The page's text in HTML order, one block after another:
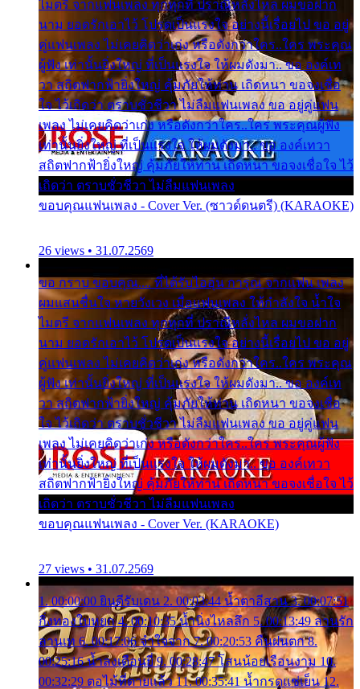
ไมตรี จากแฟนเพลง ทุกทุกที่ ปราณีหลั่งไหล ผมขอฝาก
นาม ยอดรักเอาไว้ โปรดเป็นแรงใจ อย่างนี้เรื่อยไป ขอ อยู่
คู่แฟนเพลง ไม่เคยคิดว่าเก่ง หรือดังกว่าใคร..ใคร พระคุณ
ผู้ฟัง เท่านั้นยิ่งใหญ่ ที่เป็นแรงใจ ให้ผมดังมา.. ขอ องค์เท
วา สถิตฟากฟ้ายิ่งใหญ่ คุ้มภัยให้ท่าน เถิดหนา ขอจงเชื่อ
ใจ ไว้เถิดว่า ตราบชั่วชีวา ไม่ลืมแฟนเพลง ขอ อยู่คู่แฟน
เพลง ไม่เคยคิดว่าเก่ง หรือดังกว่าใคร..ใคร พระคุณผู้ฟัง
เท่านั้นยิ่งใหญ่ ที่เป็นแรงใจ ให้ผมดังมา.. ขอ องค์เทวา
สถิตฟากฟ้ายิ่งใหญ่ คุ้มภัยให้ท่าน เถิดหนา ขอจงเชื่อใจ ไว้
เถิดว่า ตราบชั่วชีวา ไม่ลืมแฟนเพลง
ขอบคุณแฟนเพลง - Cover Ver. (ซาวด์ดนตรี) (KARAOKE)
26 views • 31.07.2569
ขอ กราบ ขอบคุณ.... ที่ได้รับไออุ่น การุณ จากแฟน เพลง
ผมแสนชื่นใจ หายวังเวง เมื่อแฟนเพลง ให้กำลังใจ น้ำใจ
ไมตรี จากแฟนเพลง ทุกทุกที่ ปราณีหลั่งไหล ผมขอฝาก
นาม ยอดรักเอาไว้ โปรดเป็นแรงใจ อย่างนี้เรื่อยไป ขอ อยู่
คู่แฟนเพลง ไม่เคยคิดว่าเก่ง หรือดังกว่าใคร..ใคร พระคุณ
ผู้ฟัง เท่านั้นยิ่งใหญ่ ที่เป็นแรงใจ ให้ผมดังมา.. ขอ องค์เท
วา สถิตฟากฟ้ายิ่งใหญ่ คุ้มภัยให้ท่าน เถิดหนา ขอจงเชื่อ
ใจ ไว้เถิดว่า ตราบชั่วชีวา ไม่ลืมแฟนเพลง ขอ อยู่คู่แฟน
เพลง ไม่เคยคิดว่าเก่ง หรือดังกว่าใคร..ใคร พระคุณผู้ฟัง
เท่านั้นยิ่งใหญ่ ที่เป็นแรงใจ ให้ผมดังมา.. ขอ องค์เทวา
สถิตฟากฟ้ายิ่งใหญ่ คุ้มภัยให้ท่าน เถิดหนา ขอจงเชื่อใจ ไว้
เถิดว่า ตราบชั่วชีวา ไม่ลืมแฟนเพลง
ขอบคุณแฟนเพลง - Cover Ver. (KARAOKE)
27 views • 31.07.2569
1. 00:00:00 ยินดีรับเดน 2. 00:03:44 น้ำตาอีสาน 3. 00:07:51
กิ่งทองใบหยก 4. 00:10:35 น้ำนิ่งไหลลึก 5. 00:13:49 ลานรัก
ลานเท 6. 00:17:06 จำใจจาก 7. 00:20:53 คืนฝนตก 8.
00:25:16 น้ำลงเดือนยี่ 9. 00:28:47 โสนน้อยเรือนงาม 10.
00:32:29 ตอไม้ที่ตายแล้ว 11. 00:35:41 น้ำกรดแช่เย็น 12.